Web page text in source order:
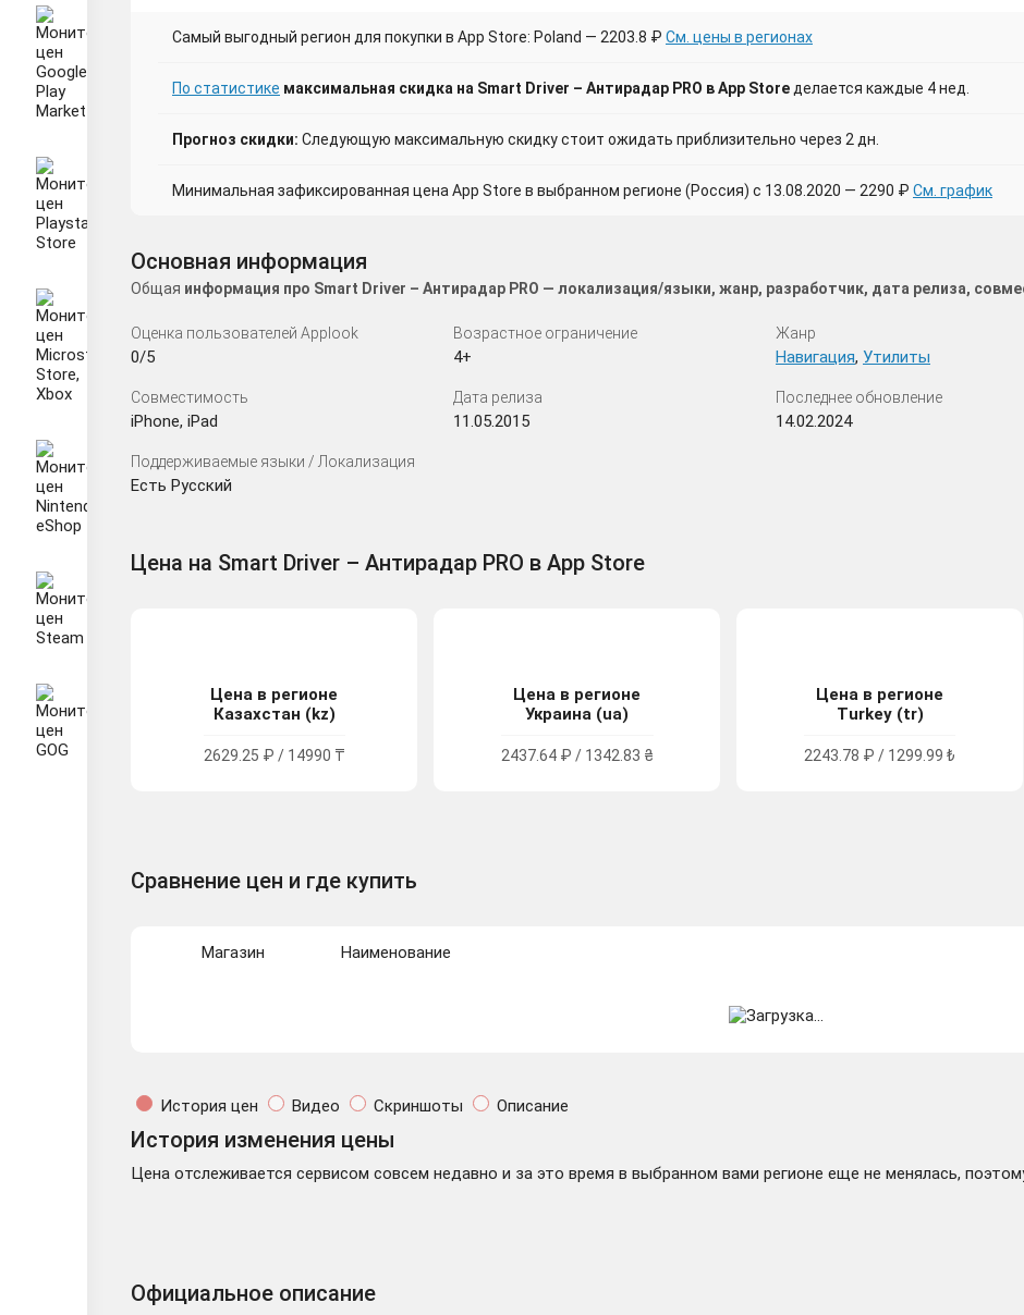
Самый выгодный регион для покупки в App Store: Poland — 2203.8 ₽ См. цены в регионах
По статистике максимальная скидка на Smart Driver – Антирадар PRO в App Store делается каждые 4 нед.
Прогноз скидки: Следующую максимальную скидку стоит ожидать приблизительно через 2 дн.
Минимальная зафиксированная цена App Store в выбранном регионе (Россия) с 13.08.2020 — 2290 ₽ См. график
Основная информация
Общая информация про Smart Driver – Антирадар PRO — локализация/языки, жанр, разработчик, дата релиза,
Оценка пользователей Applook
0/5
Возрастное ограничение
4+
Жанр
Навигация, Утилиты
Совместимость
iPhone, iPad
Дата релиза
11.05.2015
Последнее обновление
14.02.2024
Поддерживаемые языки / Локализация
Есть Русский
Цена на Smart Driver – Антирадар PRO в App Store
Цена в регионе
Казахстан (kz)
2629.25 ₽ / 14990 ₸
Цена в регионе
Украина (ua)
2437.64 ₽ / 1342.83 ₴
Цена в регионе
Turkey (tr)
2243.78 ₽ / 1299.99 ₺
Сравнение цен и где купить
Магазин Наименование
История цен Видео Скриншоты Описание
История изменения цены
Цена отслеживается сервисом совсем недавно и за это время в выбранном вами регионе еще не менялась,
Официальное описание